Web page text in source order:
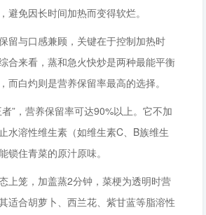
避免因长时间加热而变得软烂。
留与口感兼顾，关键在于控制加热时
合来看，蒸和急火快炒是两种最能平衡
而白灼则是营养保留率最高的选择。
”，营养保留率可达90%以上。它不加
水溶性维生素（如维生素C、B族维生
锁住青菜的原汁原味。
上笼，加盖蒸2分钟，菜梗为透明时营
适合胡萝卜、西兰花、紫甘蓝等脂溶性